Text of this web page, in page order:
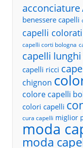
acconciature
benessere capelli
capelli colorati
capelli corti bologna
capelli lunghi
capelli ricci
chignon
colore capelli
colori capelli
cura capelli miglior
moda
moda